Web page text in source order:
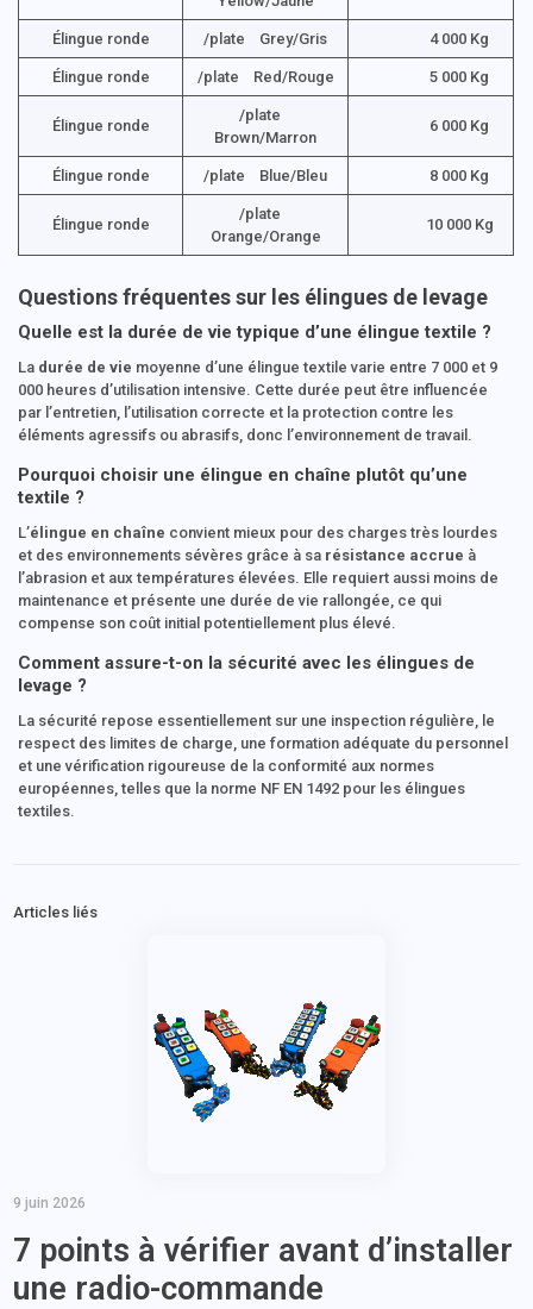
Élingue ronde /plate Grey/Gris 4 000 Kg
Élingue ronde /plate Red/Rouge 5 000 Kg
Élingue ronde
/plate
Brown/Marron
6 000 Kg
Élingue ronde /plate Blue/Bleu 8 000 Kg
Élingue ronde
/plate
Orange/Orange
10 000 Kg
Questions fréquentes sur les élingues de levage
Quelle est la durée de vie typique d’une élingue textile ?
La durée de vie moyenne d’une élingue textile varie entre 7 000 et 9
000 heures d’utilisation intensive. Cette durée peut être influencée
par l’entretien, l’utilisation correcte et la protection contre les
éléments agressifs ou abrasifs, donc l’environnement de travail.
Pourquoi choisir une élingue en chaîne plutôt qu’une
textile ?
L’élingue en chaîne convient mieux pour des charges très lourdes
et des environnements sévères grâce à sa résistance accrue à
l’abrasion et aux températures élevées. Elle requiert aussi moins de
maintenance et présente une durée de vie rallongée, ce qui
compense son coût initial potentiellement plus élevé.
Comment assure-t-on la sécurité avec les élingues de
levage ?
La sécurité repose essentiellement sur une inspection régulière, le
respect des limites de charge, une formation adéquate du personnel
et une vérification rigoureuse de la conformité aux normes
européennes, telles que la norme NF EN 1492 pour les élingues
textiles.
Articles liés
9 juin 2026
7 points à vérifier avant d’installer
une radio-commande